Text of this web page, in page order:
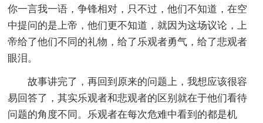
你一言我一语，争锋相对，只不过，他们不知道，在空
中提问的是上帝，他们更不知道，就因为这场议论，上
帝给了他们不同的礼物，给了乐观者勇气，给了悲观者
眼泪。
故事讲完了，再回到原来的问题上，我想应该很容
易回答了，其实乐观者和悲观者的区别就在于他们看待
问题的角度不同。乐观者在每次危难中看到的都是机